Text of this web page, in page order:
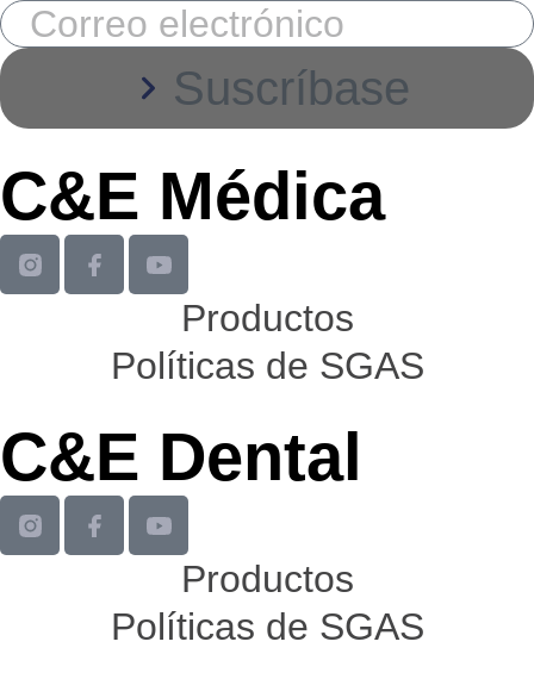
Suscríbase
C&E Médica
Productos
Políticas de SGAS
C&E Dental
Productos
Políticas de SGAS